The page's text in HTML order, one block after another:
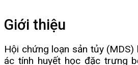
Giới thiệu
Hội chứng loạn sản tủy
ác tính huyết học đặc trưng